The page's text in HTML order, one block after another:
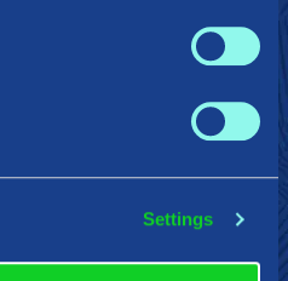
Settings
PlayStation